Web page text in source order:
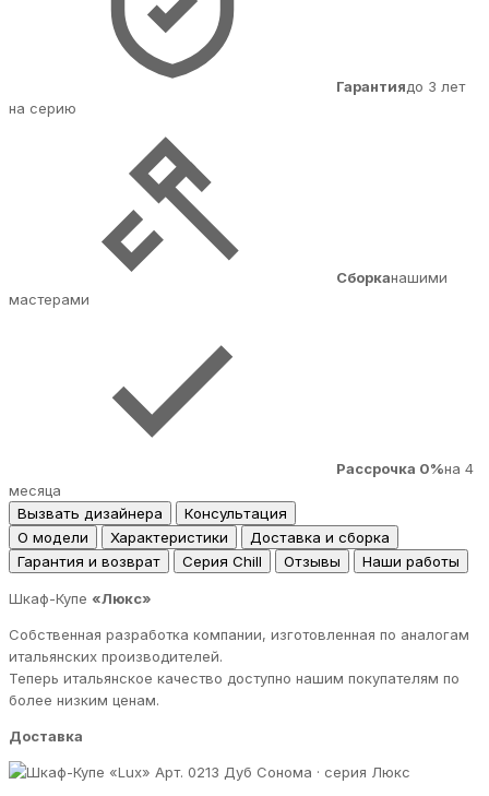
Гарантиядо 3 лет
на серию
Сборканашими
мастерами
Рассрочка 0%на 4
месяца
Вызвать дизайнера
Консультация
О модели
Характеристики
Доставка и сборка
Гарантия и возврат
Серия Chill Отзывы Наши работы
Шкаф-Купе «Люкс»
Собственная разработка компании, изготовленная по аналогам
итальянских производителей.
Теперь итальянское качество доступно нашим покупателям по
более низким ценам.
Доставка
Дуб Сонома · серия Люкс